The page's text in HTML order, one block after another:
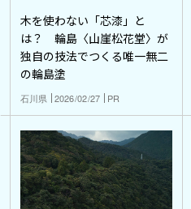
木を使わない「芯漆」と
は？ 輪島〈山崖松花堂〉が
独自の技法でつくる唯一無二
の輪島塗
石川県 2026/02/27 PR